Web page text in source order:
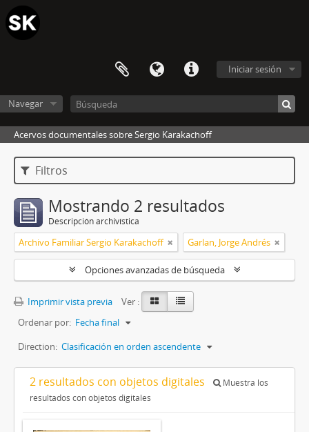
Iniciar sesión
Navegar
Acervos documentales sobre Sergio Karakachoff
Filtros
Mostrando 2 resultados
Descripción archivística
Archivo Familiar Sergio Karakachoff Garlan, Jorge Andrés
Opciones avanzadas de búsqueda
Imprimir vista previa
Ver :
Ordenar por: Fecha final
Direction: Clasificación en orden ascendente
2 resultados con objetos digitales
Muestra los
resultados con objetos digitales